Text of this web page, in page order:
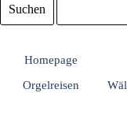
Suchen
Homepage
Orgelreisen